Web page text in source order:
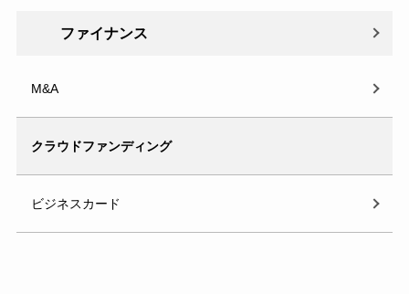
ファイナンス
M&A
クラウドファンディング
ビジネスカード